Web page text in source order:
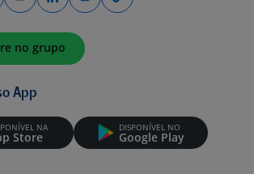
no grupo
App
NA
Store
DISPONÍVEL NO
Google Play